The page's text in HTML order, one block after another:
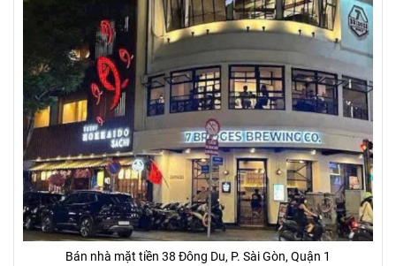
Bán nhà mặt tiền 38 Đông Du, P. Sài Gòn, Quận 1